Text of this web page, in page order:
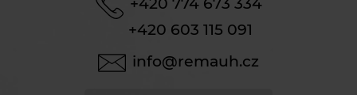
+420 603 115 091
info@remauh.cz